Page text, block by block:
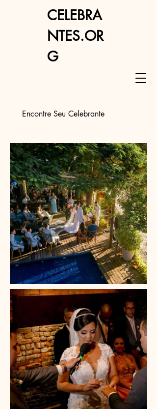
Encontre Seu Celebrante
CELEBRA
NTES.OR
G